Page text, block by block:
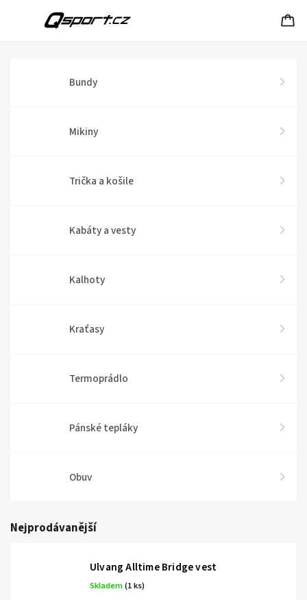
Bundy
Mikiny
Trička a košile
Kabáty a vesty
Kalhoty
Kraťasy
Termoprádlo
Pánské tepláky
Obuv
Nejprodávanější
Ulvang Alltime Bridge vest
Skladem(1 ks)